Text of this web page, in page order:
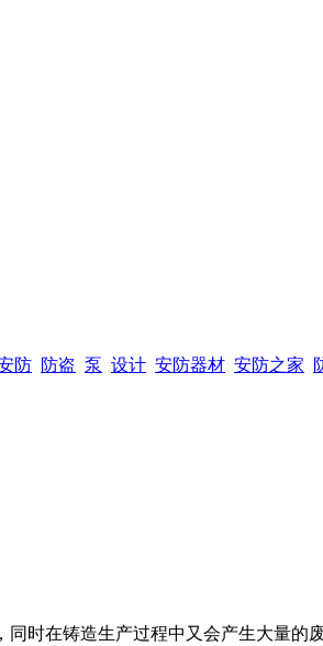
防 防盗 泵 设计 安防器材 安防之家
时在铸造生产过程中又会产生大量的